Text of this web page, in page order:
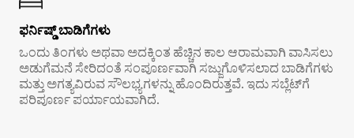
ಫರ್ನಿಷ್ಡ್ ಬಾಡಿಗೆಗಳು
ಒಂದು ತಿಂಗಳು ಅಥವಾ ಅದಕ್ಕಿಂತ ಹೆಚ್ಚಿನ ಕಾಲ ಆರಾಮವಾಗಿ ವಾಸಿಸಲು
ಅಡುಗೆಮನೆ ಸೇರಿದಂತೆ ಸಂಪೂರ್ಣವಾಗಿ ಸಜ್ಜುಗೊಳಿಸಲಾದ ಬಾಡಿಗೆಗಳು
ಮತ್ತು ಅಗತ್ಯವಿರುವ ಸೌಲಭ್ಯಗಳನ್ನು ಹೊಂದಿರುತ್ತವೆ. ಇದು ಸಬ್ಲೆಟ್‌ಗೆ
ಪರಿಪೂರ್ಣ ಪರ್ಯಾಯವಾಗಿದೆ.